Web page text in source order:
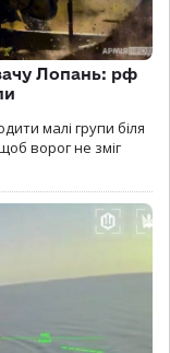
Лопань: рф
малі групи біля
ворог не зміг